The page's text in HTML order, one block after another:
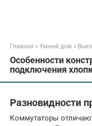
Главная » Умный дом »
Особенности
подключения
Разновидности
Коммутаторы